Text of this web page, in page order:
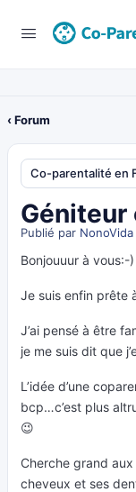
‹ Forum
Co-parentalité en
Publié par NonoVida
Bonjouuur à vous:-)
Je suis enfin prête
J’ai pensé à être
je me suis dit que
L’idée d’une
bcp…c’est plus
😉
Cherche grand
cheveux et ses